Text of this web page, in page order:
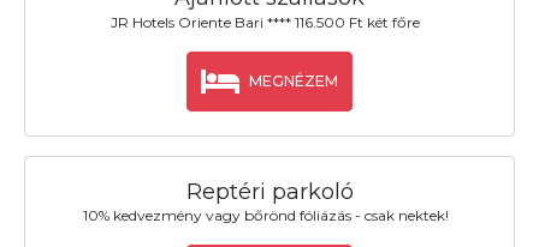
JR Hotels Oriente Bari **** 116.500 Ft két főre
MEGNÉZEM
Reptéri parkoló
10% kedvezmény vagy bőrönd fóliázás - csak nektek!